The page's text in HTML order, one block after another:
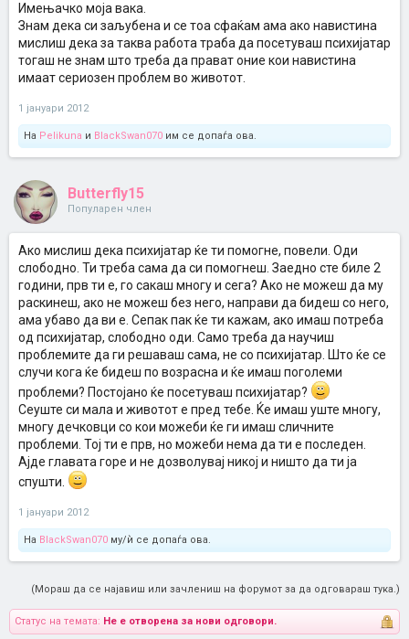
Имењачко моја вака.
Знам дека си заљубена и се тоа сфаќам ама ако навистина
мислиш дека за таква работа траба да посетуваш психијатар
тогаш не знам што треба да прават оние кои навистина
имаат сериозен проблем во животот.
1 јануари 2012
На Pelikuna и BlackSwan070 им се допаѓа ова.
Butterfly15
Популарен член
Ако мислиш дека психијатар ќе ти помогне, повели. Оди
слободно. Ти треба сама да си помогнеш. Заедно сте биле 2
години, прв ти е, го сакаш многу и сега? Ако не можеш да му
раскинеш, ако не можеш без него, направи да бидеш со него,
ама убаво да ви е. Сепак пак ќе ти кажам, ако имаш потреба
од психијатар, слободно оди. Само треба да научиш
проблемите да ги решаваш сама, не со психијатар. Што ќе се
случи кога ќе бидеш по возрасна и ќе имаш поголеми
проблеми? Постојано ќе посетуваш психијатар?
Сеуште си мала и животот е пред тебе. Ќе имаш уште многу,
многу дечковци со кои можеби ќе ги имаш сличните
проблеми. Тој ти е прв, но можеби нема да ти е последен.
Ајде главата горе и не дозволувај никој и ништо да ти ја
спушти.
1 јануари 2012
На BlackSwan070 му/ѝ се допаѓа ова.
(Мораш да се најавиш или зачлениш на форумот за да одговараш тука.)
Статус на темата: Не е отворена за нови одговори.